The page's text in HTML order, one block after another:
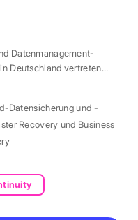
Datenmanagement-
Deutschland vertreten
Datensicherung und -
Recovery und Business